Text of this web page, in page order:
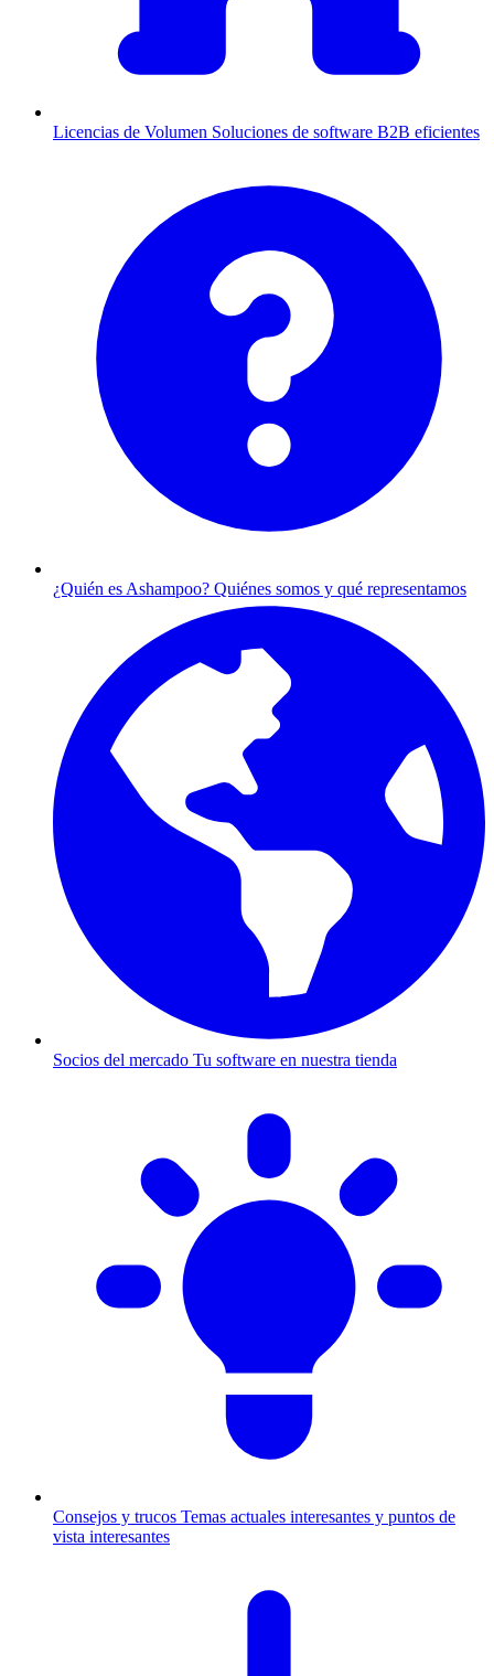
Licencias de Volumen Soluciones de software B2B eficientes
¿Quién es Ashampoo? Quiénes somos y qué representamos
Socios del mercado Tu software en nuestra tienda
Consejos y trucos Temas actuales interesantes y puntos de
vista interesantes